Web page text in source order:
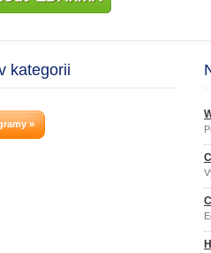
kategorii
»